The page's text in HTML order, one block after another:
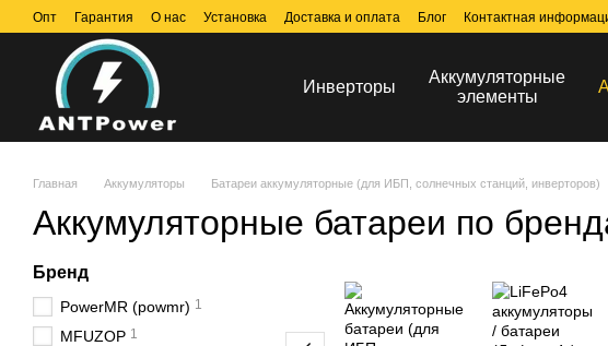
Перейти к основному контенту
Опт Гарантия О нас Установка Доставка и оплата Блог Контактная
Инверторы
Аккумуляторные
элементы
Главная Аккумуляторы Батареи аккумуляторные (для ИБП, солнечных станций, инверторов)
Аккумуляторные батареи по
Бренд
PowerMR (powmr) 1
MFUZOP 1